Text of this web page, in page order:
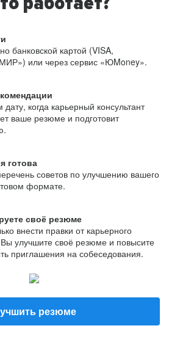
банковской картой (VISA,
или через сервис «ЮMoney».
когда карьерный консультант
ваше резюме и подготовит
готова
советов по улучшению вашего
формате.
своё резюме
внести правки от карьерного
Вы улучшите своё резюме и повысите
приглашения на собеседования.
резюме